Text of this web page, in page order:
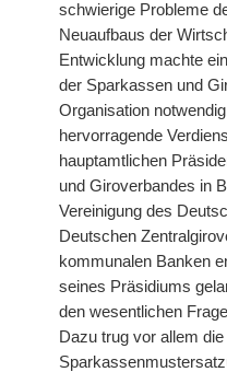
schwierige Probleme
Neuaufbaus der
Entwicklung machte
der Sparkassen und
Organisation
hervorragende
hauptamtlichen
und Giroverbandes in
Vereinigung des
Deutschen
kommunalen Banken
seines Präsidiums
den wesentlichen
Dazu trug vor allem